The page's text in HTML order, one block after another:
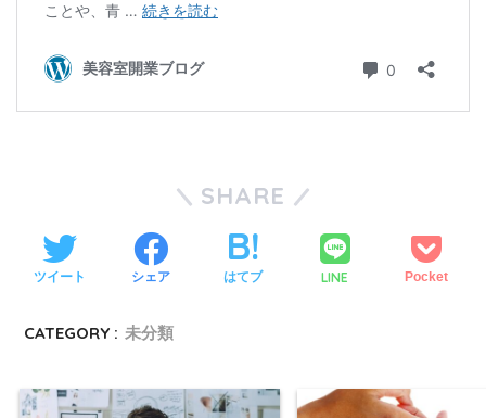
SHARE
ツイート シェア はてブ LINE Pocket
CATEGORY : 未分類